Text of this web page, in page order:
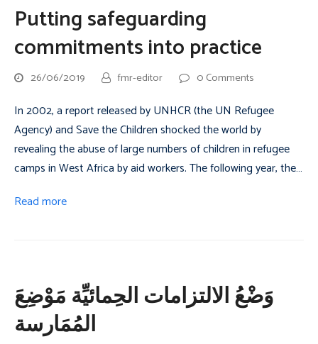
Putting safeguarding
commitments into practice
26/06/2019 fmr-editor 0 Comments
In 2002, a report released by UNHCR (the UN Refugee
Agency) and Save the Children shocked the world by
revealing the abuse of large numbers of children in refugee
camps in West Africa by aid workers. The following year, the…
Read more
وَضْعُ الالتزامات الحِمائيِّة مَوْضِعَ
المُمَارسة